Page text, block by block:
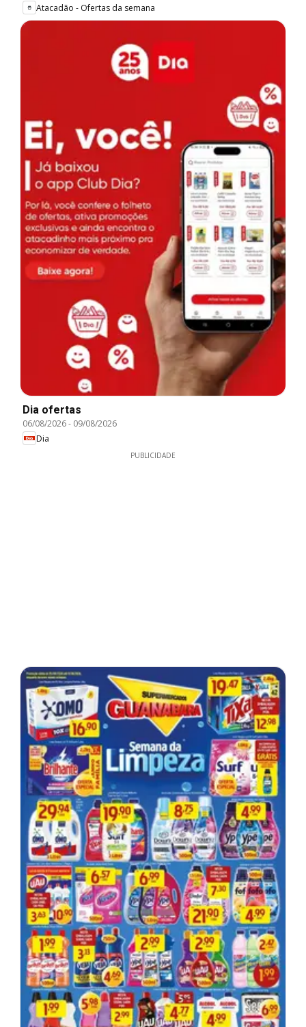
Atacadão - Ofertas da semana
Dia ofertas
06/08/2026- 09/08/2026
Dia
PUBLICIDADE